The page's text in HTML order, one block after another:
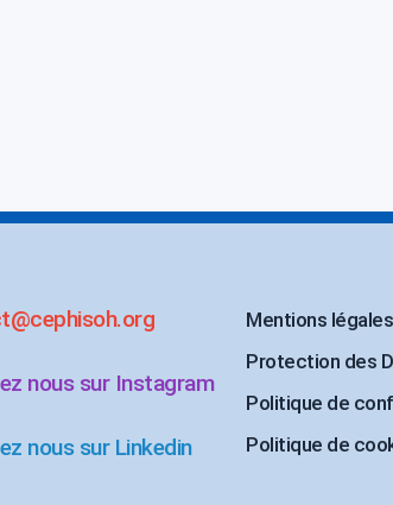
nous sur Instagram
nous sur Linkedin
Mentions légales
Protection des
Politique de
Politique de